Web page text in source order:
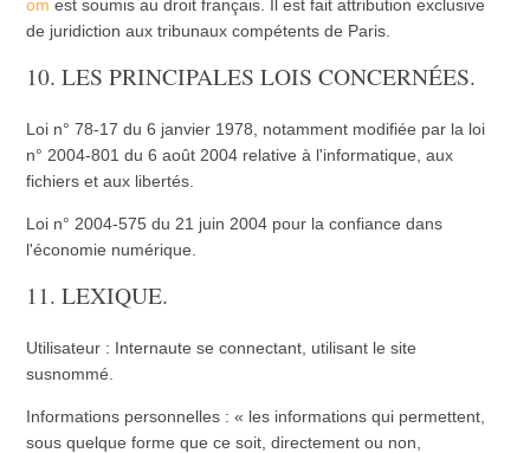
om est soumis au droit français. Il est fait attribution exclusive
de juridiction aux tribunaux compétents de Paris.
10. LES PRINCIPALES LOIS CONCERNÉES.
Loi n° 78-17 du 6 janvier 1978, notamment modifiée par la loi
n° 2004-801 du 6 août 2004 relative à l'informatique, aux
fichiers et aux libertés.
Loi n° 2004-575 du 21 juin 2004 pour la confiance dans
l'économie numérique.
11. LEXIQUE.
Utilisateur : Internaute se connectant, utilisant le site
susnommé.
Informations personnelles : « les informations qui permettent,
sous quelque forme que ce soit, directement ou non,